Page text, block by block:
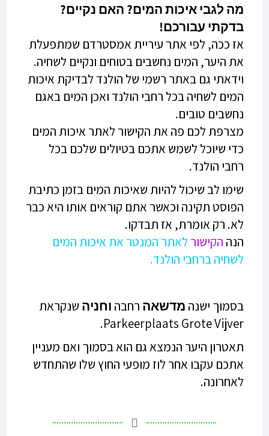
מה לגבי איכות המים? האם נקיים?
בדקתי עבורכם!
אז ככה, לפי אתר עיריית אמסטרדם שמתפעלת
את היער, המים נחשבים בטוחים ונקיים לשחיה.
וידאתי גם באתר רשמי של הולנד לבדיקת איכות
המים לשחיה בכל רחבי הולנד ואכן המים באגם
נחשבים טובים.
מצרפת לכם פה את הקישור לאתר איכות המים
כדי שיוכל לשמש אתכם בטיולים שלכם בכל
רחבי הולנד.
שימו לב שיכול להיות שאיכות המים בזמן כתיבת
הפוסט תקינה וכאשר אתם קוראים אותו היא כבר
לא. רק אומרת, אז תבדקו.
הנה הקישור לאתר המנטר את איכות המים
לשחיה ברחבי הולנד.
בסמוך ישנה מדשאה רחבה וחניה שנקראת
Parkeerplaats Grote Vijver.
תאטרון היער הנמצא גם הוא בסמוך ואם מעניין
אתכם עקבו אחר לוז מופעי החוץ שלו שהתחדש
לאחרונה.